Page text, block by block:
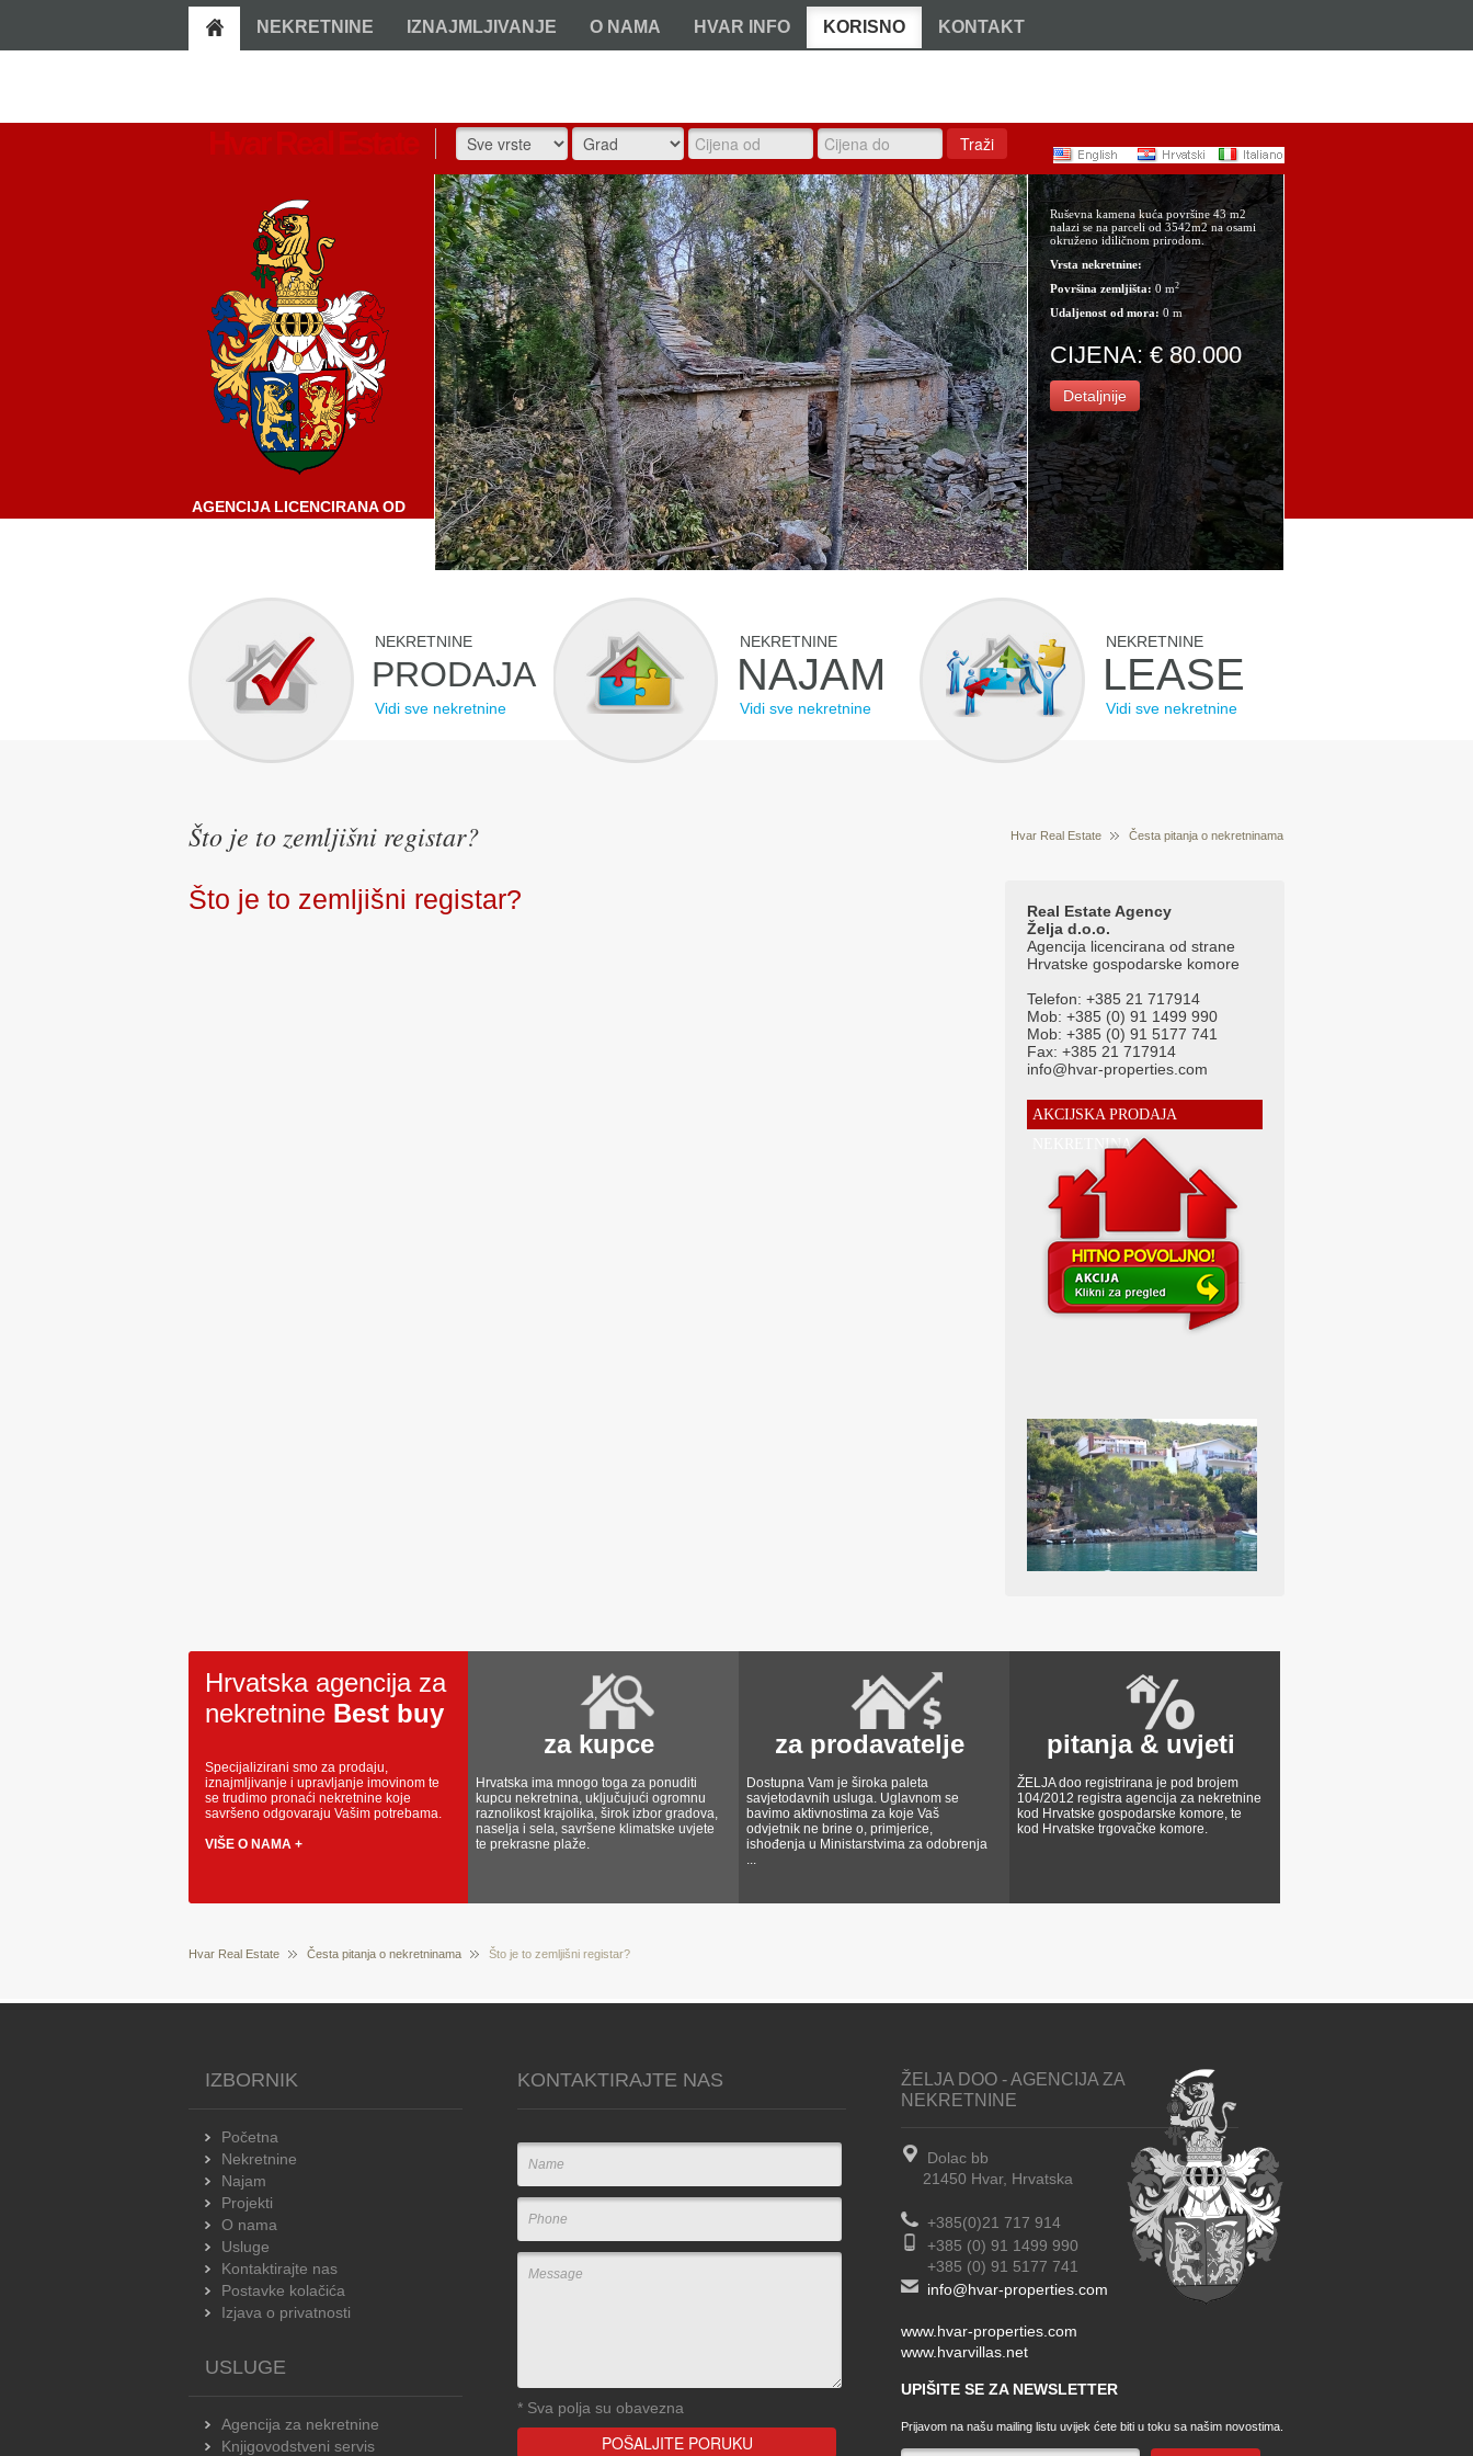
NEKRETNINE IZNAJMLJIVANJE O NAMA HVAR INFO KORISNO KONTAKT
Traži
AGENCIJA LICENCIRANA OD
STRANE HRVATSKE
Ruševna kamena kuća površine 43 m2
nalazi se na parceli od 3542m2 na osami
okruženo idiličnom prirodom.
Vrsta nekretnine:
Površina zemljišta:0 m2
Udaljenost od mora: 0 m
CIJENA: € 80.000
Detaljnije
NEKRETNINE
PRODAJA
Vidi sve nekretnine
NEKRETNINE
NAJAM
Vidi sve nekretnine
NEKRETNINE
LEASE
Vidi sve nekretnine
Što je to zemljišni registar? Hvar Real Estate Česta pitanja o nekretninama
Što je to zemljišni registar?
Real Estate Agency
Želja d.o.o.
Agencija licencirana od strane
Hrvatske gospodarske komore
Telefon: +385 21 717914
Mob: +385 (0) 91 1499 990
Mob: +385 (0) 91 5177 741
Fax: +385 21 717914
info@hvar-properties.com
AKCIJSKA PRODAJA
NEKRETNINA
Hrvatska agencija za
nekretnine Best buy
Specijalizirani smo za prodaju,
iznajmljivanje i upravljanje imovinom te
se trudimo pronaći nekretnine koje
savršeno odgovaraju Vašim potrebama.
VIŠE O NAMA +
za kupce
Hrvatska ima mnogo toga za ponuditi
kupcu nekretnina, uključujući ogromnu
raznolikost krajolika, širok izbor gradova,
naselja i sela, savršene klimatske uvjete
te prekrasne plaže.
za prodavatelje
Dostupna Vam je široka paleta
savjetodavnih usluga. Uglavnom se
bavimo aktivnostima za koje Vaš
odvjetnik ne brine o, primjerice,
ishođenja u Ministarstvima za odobrenja
...
pitanja & uvjeti
ŽELJA doo registrirana je pod brojem
104/2012 registra agencija za nekretnine
kod Hrvatske gospodarske komore, te
kod Hrvatske trgovačke komore.
Hvar Real Estate Česta pitanja o nekretninama Što je to zemljišni registar?
IZBORNIK
Početna
Nekretnine
Najam
Projekti
O nama
Usluge
Kontaktirajte nas
Postavke kolačića
Izjava o privatnosti
USLUGE
Agencija za nekretnine
Knjigovodstveni servis
KONTAKTIRAJTE NAS
* Sva polja su obavezna
ŽELJA DOO - AGENCIJA ZA
NEKRETNINE
Dolac bb
21450 Hvar, Hrvatska
+385(0)21 717 914
+385 (0) 91 1499 990
+385 (0) 91 5177 741
info@hvar-properties.com
www.hvar-properties.com
www.hvarvillas.net
UPIŠITE SE ZA NEWSLETTER
Prijavom na našu mailing listu uvijek ćete biti u toku sa našim novostima.